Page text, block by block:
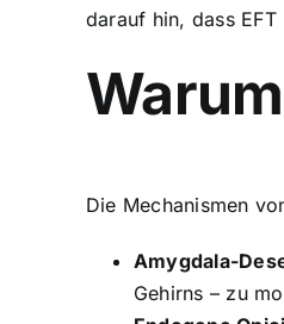
darauf hin, dass
Die Mechanismen
Amygdala-
Gehirns – zu